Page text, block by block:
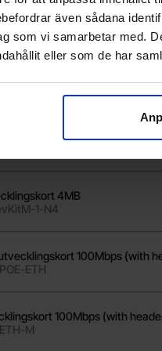
även sådana
som vi samarbetar med.
eller som de har
4MB BLE/Zigbee/Thread
4MB BLE/Zigbee/Thread med
4MB
1-N4
100Mbps (with
ETH
100Mbps (with
M